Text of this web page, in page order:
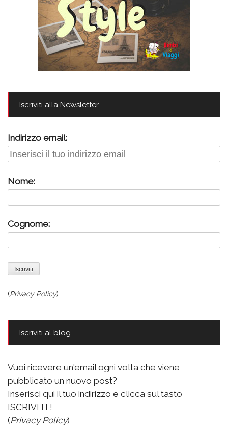
Iscriviti alla Newsletter
Indirizzo email:
Nome:
Cognome:
(Privacy Policy)
Iscriviti al blog
Vuoi ricevere un'email ogni volta che viene
pubblicato un nuovo post?
Inserisci qui il tuo indirizzo e clicca sul tasto
ISCRIVITI !
(Privacy Policy)